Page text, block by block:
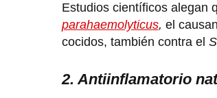
Estudios científicos alegan
parahaemolyticus, el
cocidos, también contra el
2. Antiinflamatorio